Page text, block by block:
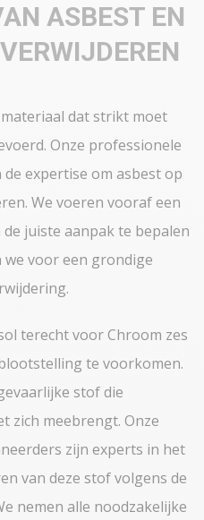
ASBEST EN
dat strikt moet
Onze professionele
expertise om asbest op
We voeren vooraf een
juiste aanpak te bepalen
voor een grondige
terecht voor Chroom zes
te voorkomen.
stof die
zich meebrengt. Onze
zijn experts in het
van deze stof volgens de
nemen alle noodzakelijke